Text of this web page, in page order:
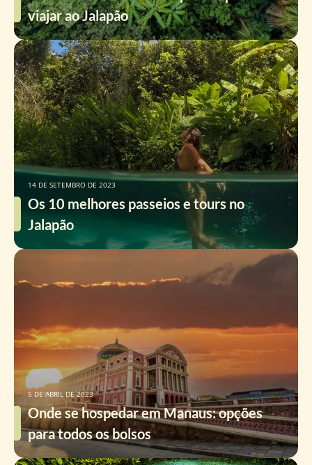
viajar ao Jalapão
Os 10 melhores passeios e tours no
Jalapão
14 DE SETEMBRO DE 2023
Onde se hospedar em Manaus: opções
para todos os bolsos
5 DE ABRIL DE 2023